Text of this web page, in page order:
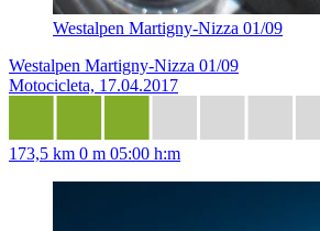
Westalpen Martigny-Nizza 01/09
Westalpen Martigny-Nizza 01/09
Motocicleta, 17.04.2017
173,5 km 0 m 05:00 h:m